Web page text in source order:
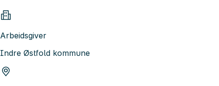
Arbeidsgiver
Indre Østfold kommune